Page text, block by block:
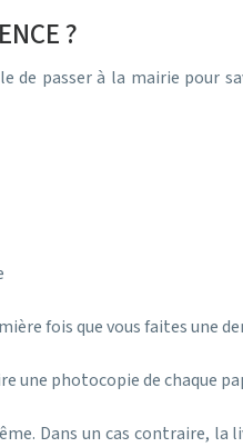
?
passer à la mairie pour
fois que vous faites
une photocopie de chaque
Dans un cas contraire, la